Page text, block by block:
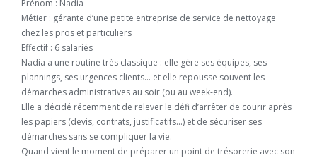
Prénom : Nadia
Métier : gérante d’une petite entreprise de service de nettoyage
chez les pros et particuliers
Effectif : 6 salariés
Nadia a une routine très classique : elle gère ses équipes, ses
plannings, ses urgences clients… et elle repousse souvent les
démarches administratives au soir (ou au week-end).
Elle a décidé récemment de relever le défi d’arrêter de courir après
les papiers (devis, contrats, justificatifs…) et de sécuriser ses
démarches sans se compliquer la vie.
Quand vient le moment de préparer un point de trésorerie avec son